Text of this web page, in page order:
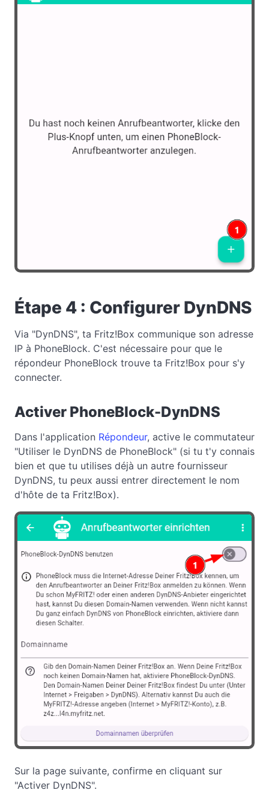
Étape 4 : Configurer DynDNS
Via "DynDNS", ta Fritz!Box communique son adresse
IP à PhoneBlock. C'est nécessaire pour que le
répondeur PhoneBlock trouve ta Fritz!Box pour s'y
connecter.
Activer PhoneBlock-DynDNS
Dans l'application Répondeur, active le commutateur
"Utiliser le DynDNS de PhoneBlock" (si tu t'y connais
bien et que tu utilises déjà un autre fournisseur
DynDNS, tu peux aussi entrer directement le nom
d'hôte de ta Fritz!Box).
Sur la page suivante, confirme en cliquant sur
"Activer DynDNS".